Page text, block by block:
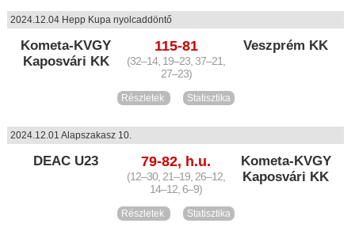
2024.12.04 Hepp Kupa nyolcaddöntő
Kometa-KVGY
Kaposvári KK
115-81
(32–14, 19–23, 37–21,
27–23)
Veszprém KK
Részletek Statisztika
2024.12.01 Alapszakasz 10.
DEAC U23 79-82, h.u.
(12–30, 21–19, 26–12,
14–12, 6–9)
Kometa-KVGY
Kaposvári KK
Részletek Statisztika